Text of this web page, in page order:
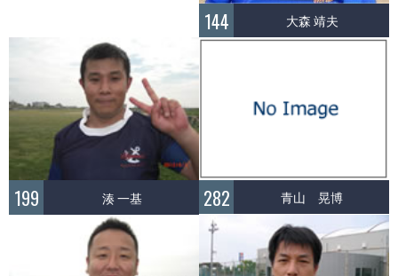
144 大森 靖夫
199 湊 一基 282 青山 晃博